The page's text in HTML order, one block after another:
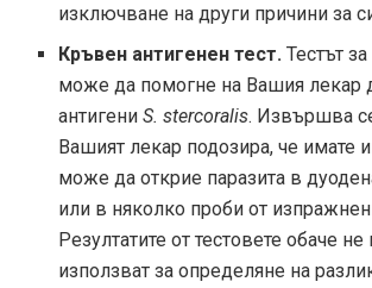
изключване на други причини за
Кръвен антигенен тест.Тестът
може да помогне на Вашия лекар
антигениS. stercoralis. Извършва
Вашият лекар подозира, че имате
може да открие паразита в
или в няколко проби от
Резултатите от тестовете обаче не
използват за определяне на